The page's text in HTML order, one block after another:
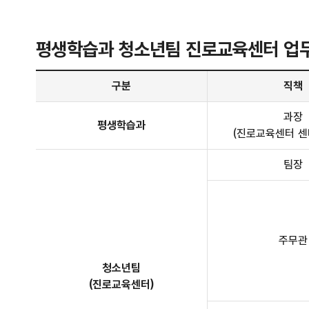
평생학습과 청소년팀 진로교육센터 업
평생학습과 안내 - 구분, 직책, 전화번호, 주요업무 정보 제공
구분
직책
평생학습과
과장
(진로교육센터
청소년팀
(진로교육센터)
팀장
주무관